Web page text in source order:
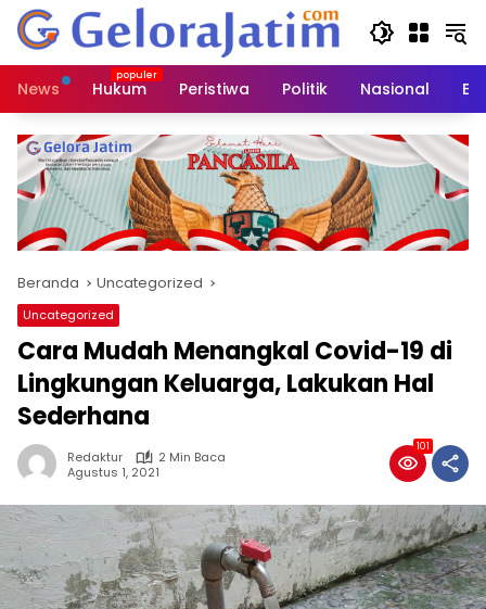
Langsung
konten
News
Hukum Peristiwa Politik Nasional
Beranda Uncategorized
Uncategorized
Cara Mudah Menangkal Covid-19 di
Lingkungan Keluarga, Lakukan Hal
Sederhana
Redaktur
2 Min Baca
Agustus 1, 2021
101